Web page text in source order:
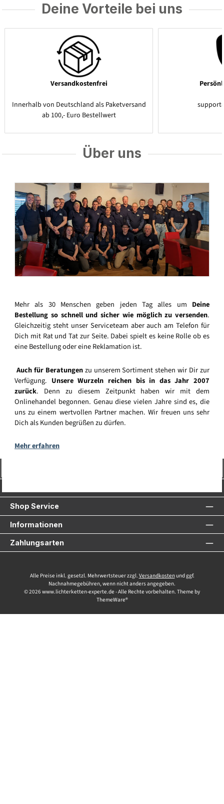
Deine Vorteile bei uns
Versandkostenfrei
Innerhalb von Deutschland als Paketversand
ab 100,- Euro Bestellwert
Über uns
Mehr als 30 Menschen geben jeden Tag alles um Deine
Bestellung so schnell und sicher wie möglich zu versenden.
Gleichzeitig steht unser Serviceteam aber auch am Telefon für
Dich mit Rat und Tat zur Seite. Dabei spielt es keine Rolle ob es
eine Bestellung oder eine Reklamation ist.
Auch für Beratungenzu unserem Sortiment stehen wir Dir zur
Verfügung. Unsere Wurzeln reichen bis in das Jahr 2007
zurück. Denn zu diesem Zeitpunkt haben wir mit dem
Onlinehandel begonnen. Genau diese vielen Jahre sind es, die
uns zu einem wertvollen Partner machen. Wir freuen uns sehr
Dich als Kunden begrüßen zu dürfen.
Mehr erfahren
Shop Service
Informationen
Zahlungsarten
Alle Preise inkl. gesetzl. Mehrwertsteuer zzgl. Versandkostenund ggf.
Nachnahmegebühren, wenn nicht anders angegeben.
© 2026 www.lichterketten-experte.de - Alle Rechte vorbehalten. Theme by
ThemeWare®